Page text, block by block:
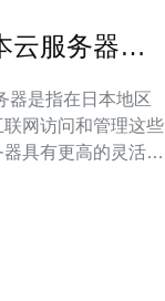
云服务器平
网访问和管理这些
具有更高的灵活
件。 2. 选择